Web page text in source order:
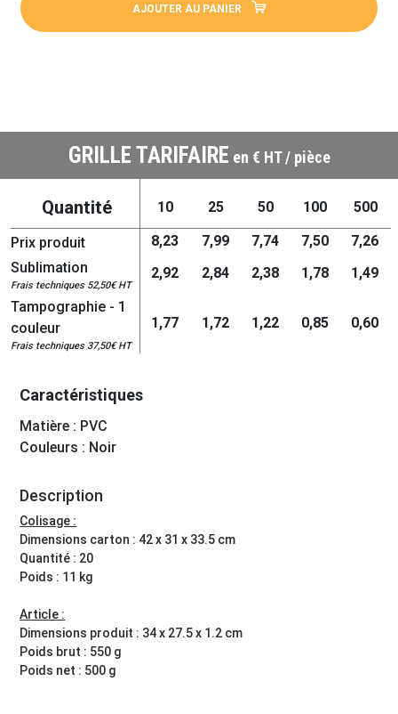
AJOUTER AU PANIER
GRILLE TARIFAIRE en € HT / pièce
Quantité 10 25 50 100 500
Prix produit 8,23 7,99 7,74 7,50
7,26
Sublimation
Frais techniques 52,50€ HT
2,92 2,84 2,38 1,78
1,49
Tampographie - 1
couleur
Frais techniques 37,50€ HT
1,77 1,72 1,22 0,85 0,60
Caractéristiques
Matière : PVC
Couleurs : Noir
Description
Colisage :
Dimensions carton : 42 x 31 x 33.5 cm
Quantité : 20
Poids : 11 kg
Article :
Dimensions produit : 34 x 27.5 x 1.2 cm
Poids brut : 550 g
Poids net : 500 g